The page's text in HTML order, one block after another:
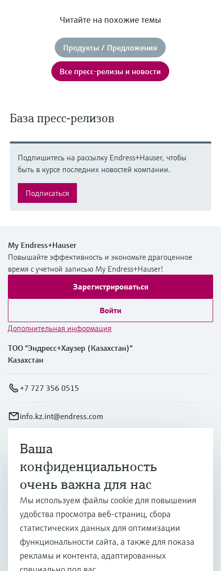
Читайте на похожие темы
Продукты / Предложения
Все пресс-релизы и новости
База пресс-релизов
Подпишитесь на рассылку Endress+Hauser, чтобы
быть в курсе последних новостей компании.
Подписаться
My Endress+Hauser
Повышайте эффективность и экономьте драгоценное
время с учетной записью My Endress+Hauser!
Зарегистрироваться
Войти
Дополнительная информация
ТОО "Эндресс+Хаузер (Казахстан)"
Казахстан
+7 727 356 0515
info.kz.int@endress.com
Продукты и услуги
Отрасли
Поддержка
Компания
Ваша
конфиденциальность
очень важна для нас
Мы используем файлы cookie для повышения
удобства просмотра веб-страниц, сбора
статистических данных для оптимизации
функциональности сайта, а также для показа
рекламы и контента, адаптированных